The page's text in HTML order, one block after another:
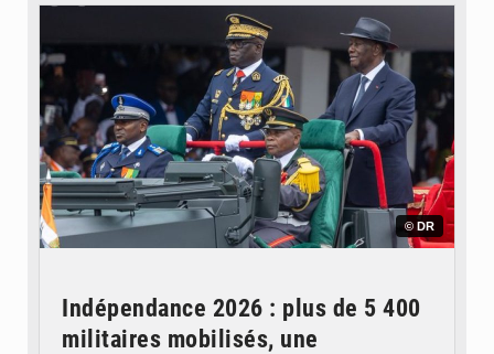
© DR
Indépendance 2026 : plus de 5 400
militaires mobilisés, une